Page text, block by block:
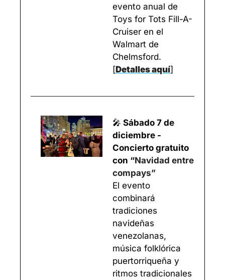
evento anual de
Toys for Tots Fill-A-
Cruiser en el
Walmart de
[Detalles aquí]
🎤 Sábado 7 de
diciembre -
Concierto gratuito
con “Navidad entre
compays”
El evento
combinará
tradiciones
navideñas
venezolanas,
música folklórica
puertorriqueña y
ritmos tradicionales